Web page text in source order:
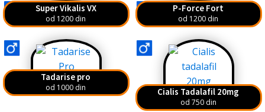
Super Vikalis VX
od 1200 din
P-Force Fort
od 1200 din
Tadarise pro
od 1000 din Cialis Tadalafil 20mg
od 750 din